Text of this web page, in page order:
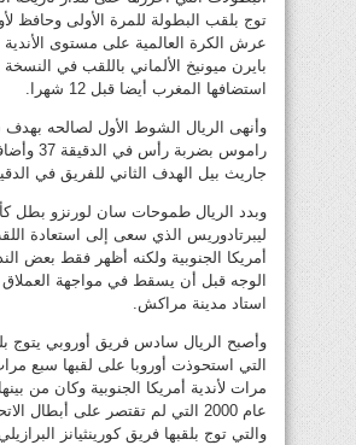
توج بلقب البطولة للمرة الأولى وحافظ
عرش الكرة العالمية على مستوى الأندية
بايرن ميونيخ الألماني باللقب في النسخة
استضافها المغرب أيضا قبل 12 شهرا.
وأنهى الريال الشوط الأول لصالحه
راموس بضربة
جاريث بيل الهدف الثاني للفريق في الدقيقة
وبدد الريال طموحات سان لورنزو بطل
ليبرتادوريس الذي سعى إلى استعادة
أمريكا الجنوبية ولكنه أظهر فقط بعض
الوجه قبل أن يسقط في مواجهة
استاد مدينة مراكش.
وأصبح الريال سادس فريق أوروبي يتوج
التي استحوذت أوروبا على لقبها سبع
مرات لأندية أمريكا الجنوبية وكان من
عام 2000 التي لم تقتصر على أبطال
والتي توج بلقبها فريق كورينثيانز